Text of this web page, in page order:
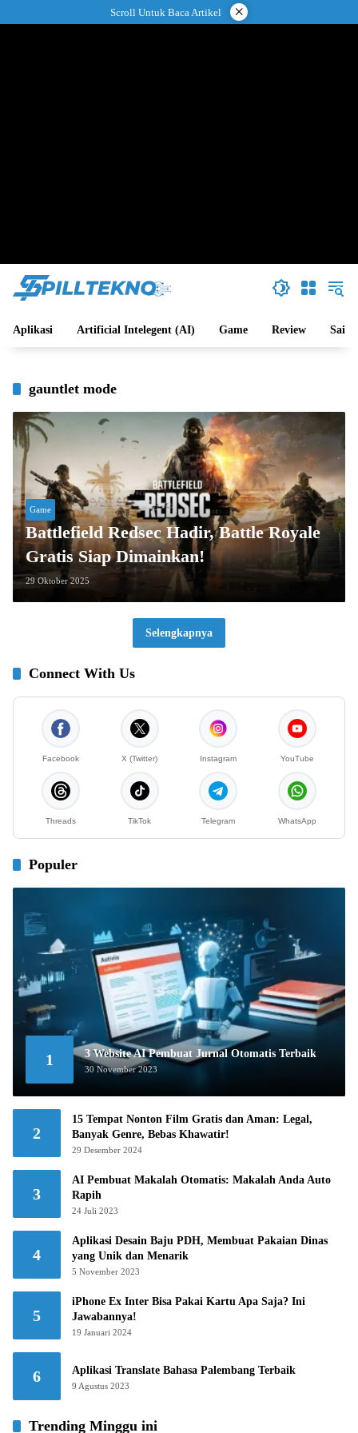
ke
Scroll Untuk Baca Artikel ×
Aplikasi Artificial Intelegent (AI) Game Review Sains
gauntlet mode
Game
Battlefield Redsec Hadir, Battle Royale
Gratis Siap Dimainkan!
29 Oktober 2025
Selengkapnya
Connect With Us
Facebook X (Twitter) Instagram YouTube
Threads TikTok Telegram WhatsApp
Populer
1 3 Website AI Pembuat Jurnal Otomatis Terbaik
30 November 2023
2
15 Tempat Nonton Film Gratis dan Aman: Legal,
Banyak Genre, Bebas Khawatir!
29 Desember 2024
3
AI Pembuat Makalah Otomatis: Makalah Anda Auto
Rapih
24 Juli 2023
4
Aplikasi Desain Baju PDH, Membuat Pakaian Dinas
yang Unik dan Menarik
5 November 2023
5
iPhone Ex Inter Bisa Pakai Kartu Apa Saja? Ini
Jawabannya!
19 Januari 2024
6 Aplikasi Translate Bahasa Palembang Terbaik
9 Agustus 2023
Trending Minggu ini